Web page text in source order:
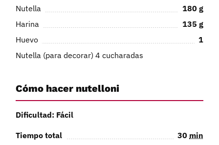
Nutella 180 g
Harina
135 g
Huevo
1
Nutella (para decorar) 4 cucharadas
Cómo hacer nutelloni
Dificultad: Fácil
Tiempo total 30 min